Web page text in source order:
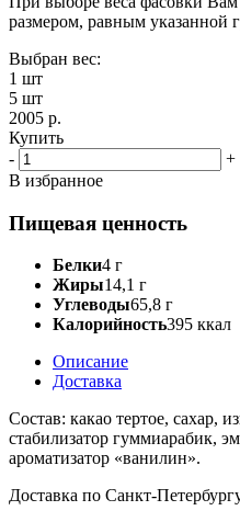
размером, равным указанной
Выбран вес:
1 шт
5 шт
2005 р.
Купить
-
+
В избранное
Пищевая ценность
Белки4 г
Жиры14,1 г
Углеводы65,8 г
Калорийность395 ккал
Описание
Доставка
Состав: какао тертое, сахар,
стабилизатор гуммиарабик,
ароматизатор «ванилин».
Доставка по Санкт-